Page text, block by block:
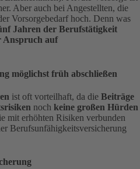
Aber auch bei Angestellten, die
Vorsorgebedarf hoch. Denn was
Jahren der Berufstätigkeit
Anspruch auf
möglichst früh abschließen
ist oft vorteilhaft, da die Beiträge
noch keine großen Hürden
mit erhöhten Risiken verbunden
Berufsunfähigkeitsversicherung